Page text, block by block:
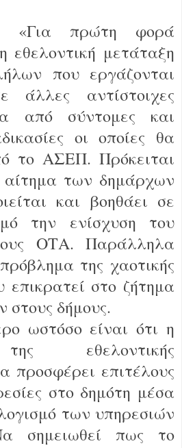
«Για πρώτη φορά
εθελοντική μετάταξη
που εργάζονται
αντίστοιχες
από σύντομες και
οι οποίες θα
το ΑΣΕΠ. Πρόκειται
αίτημα των δημάρχων
και βοηθάει σε
την ενίσχυση του
ΟΤΑ. Παράλληλα
της χαοτικής
στο ζήτημα
δήμους.
ωστόσο είναι ότι η
εθελοντικής
προσφέρει επιτέλους
στο δημότη μέσα
των υπηρεσιών
σημειωθεί πως το